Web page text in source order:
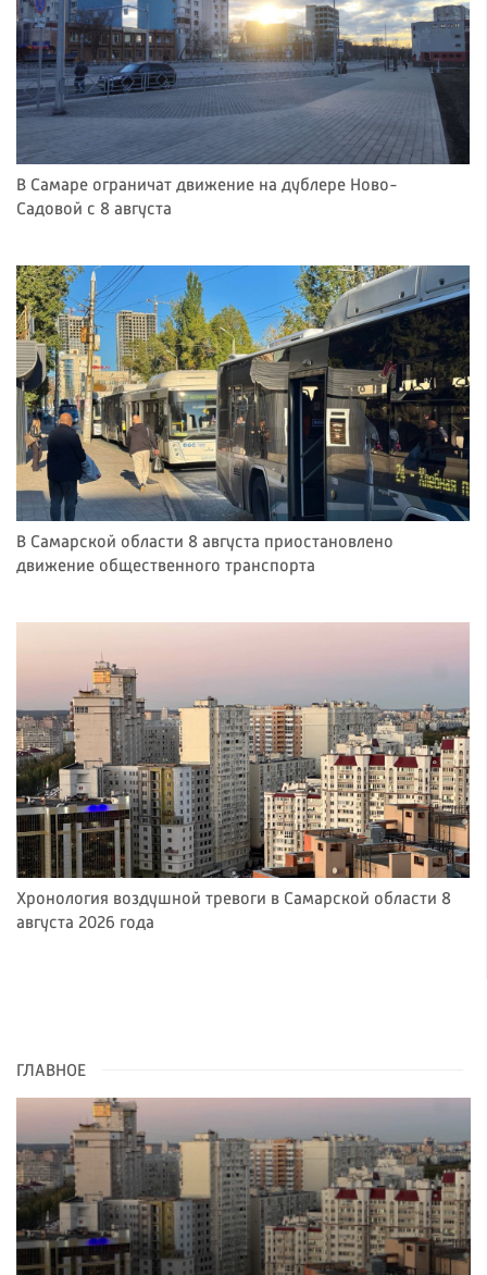
В Самаре ограничат движение на дублере Ново-
Садовой с 8 августа
В Самарской области 8 августа приостановлено
движение общественного транспорта
Хронология воздушной тревоги в Самарской области 8
августа 2026 года
ГЛАВНОЕ